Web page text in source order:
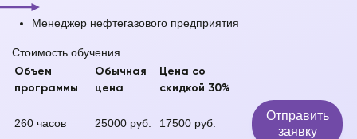
Менеджер нефтегазового предприятия
Стоимость обучения
Объем
программы
Обычная
цена
Цена со
скидкой 30%
260 часов 25000 руб. 17500 руб.
Отправить
заявку